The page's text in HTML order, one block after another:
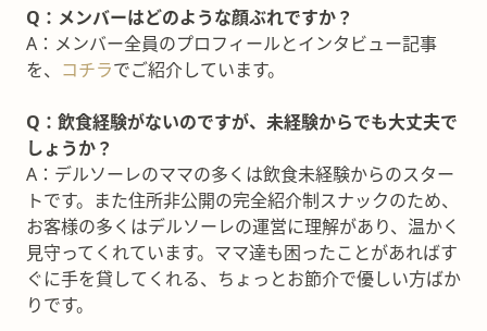
Q：メンバーはどのような顔ぶれですか？
A：メンバー全員のプロフィールとインタビュー記事
を、 コチラでご紹介しています。
Q：飲食経験がないのですが、未経験からでも大丈夫で
しょうか？
A：デルソーレのママの多くは飲食未経験からのスター
トです。また住所非公開の完全紹介制スナックのため、
お客様の多くはデルソーレの運営に理解があり、温かく
見守ってくれています。ママ達も困ったことがあればす
ぐに手を貸してくれる、ちょっとお節介で優しい方ばか
りです。